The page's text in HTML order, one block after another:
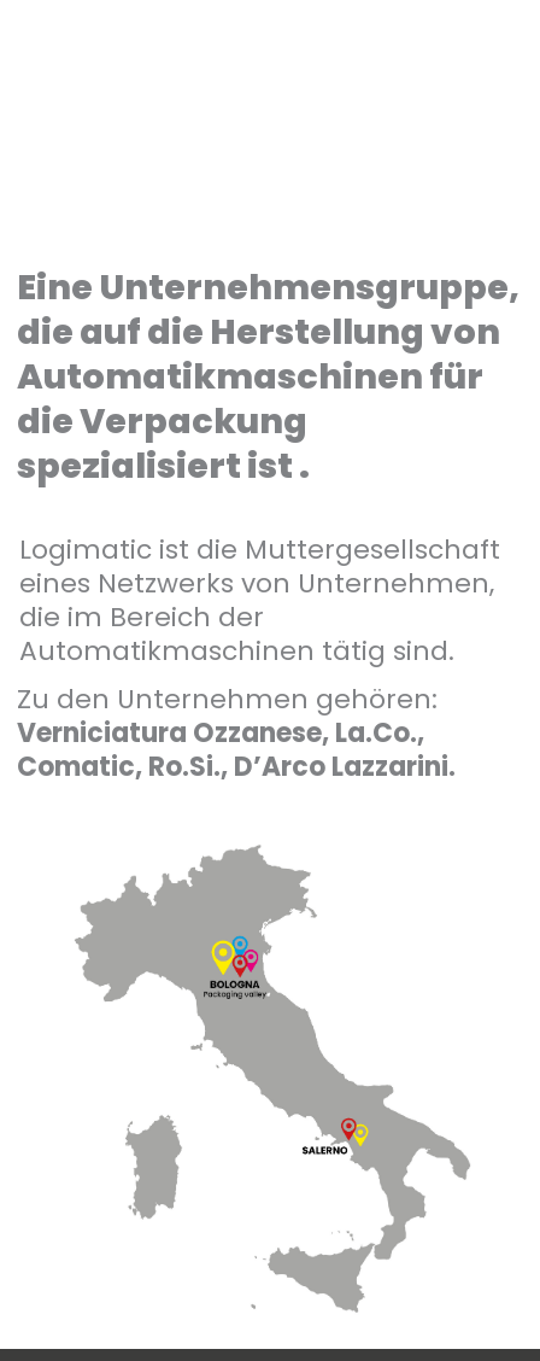
Eine Unternehmensgruppe,
die auf die Herstellung von
Automatikmaschinen für
die Verpackung
spezialisiert ist .
Logimatic ist die Muttergesellschaft
eines Netzwerks von Unternehmen,
die im Bereich der
Automatikmaschinen tätig sind.
Zu den Unternehmen gehören:
Verniciatura Ozzanese, La.Co.,
Comatic, Ro.Si., D’Arco Lazzarini.